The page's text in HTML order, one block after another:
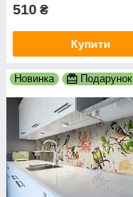
510 ₴
Купити
Новинка Подарунок